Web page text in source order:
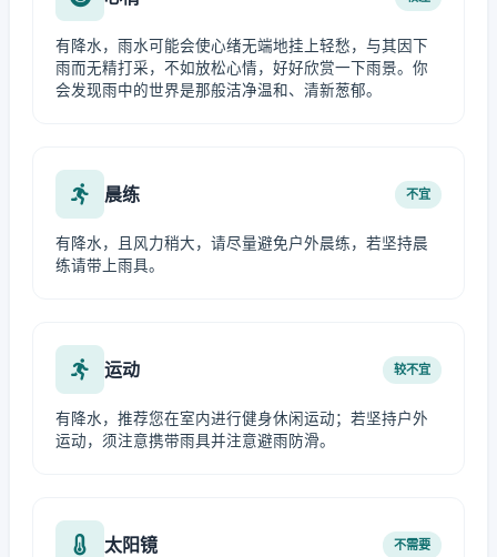
有降水，雨水可能会使心绪无端地挂上轻愁，与其因下
雨而无精打采，不如放松心情，好好欣赏一下雨景。你
会发现雨中的世界是那般洁净温和、清新葱郁。
晨练 不宜
有降水，且风力稍大，请尽量避免户外晨练，若坚持晨
练请带上雨具。
运动 较不宜
有降水，推荐您在室内进行健身休闲运动；若坚持户外
运动，须注意携带雨具并注意避雨防滑。
太阳镜 不需要